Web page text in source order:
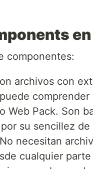
componentes:
archivos con
Web Pack. Son
su sencillez
No necesitan
cualquier